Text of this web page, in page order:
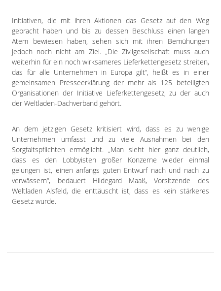
Initiativen, die mit ihren Aktionen das Gesetz auf den Weg
gebracht haben und bis zu dessen Beschluss einen langen
Atem bewiesen haben, sehen sich mit ihren Bemühungen
jedoch noch nicht am Ziel. „Die Zivilgesellschaft muss auch
weiterhin für ein noch wirksameres Lieferkettengesetz streiten,
das für alle Unternehmen in Europa gilt“, heißt es in einer
gemeinsamen Presseerklärung der mehr als 125 beteiligten
Organisationen der Initiative Lieferkettengesetz, zu der auch
der Weltladen-Dachverband gehört.
An dem jetzigen Gesetz kritisiert wird, dass es zu wenige
Unternehmen umfasst und zu viele Ausnahmen bei den
Sorgfaltspflichten ermöglicht. „Man sieht hier ganz deutlich,
dass es den Lobbyisten großer Konzerne wieder einmal
gelungen ist, einen anfangs guten Entwurf nach und nach zu
verwässern“, bedauert Hildegard Maaß, Vorsitzende des
Weltladen Alsfeld, die enttäuscht ist, dass es kein stärkeres
Gesetz wurde.